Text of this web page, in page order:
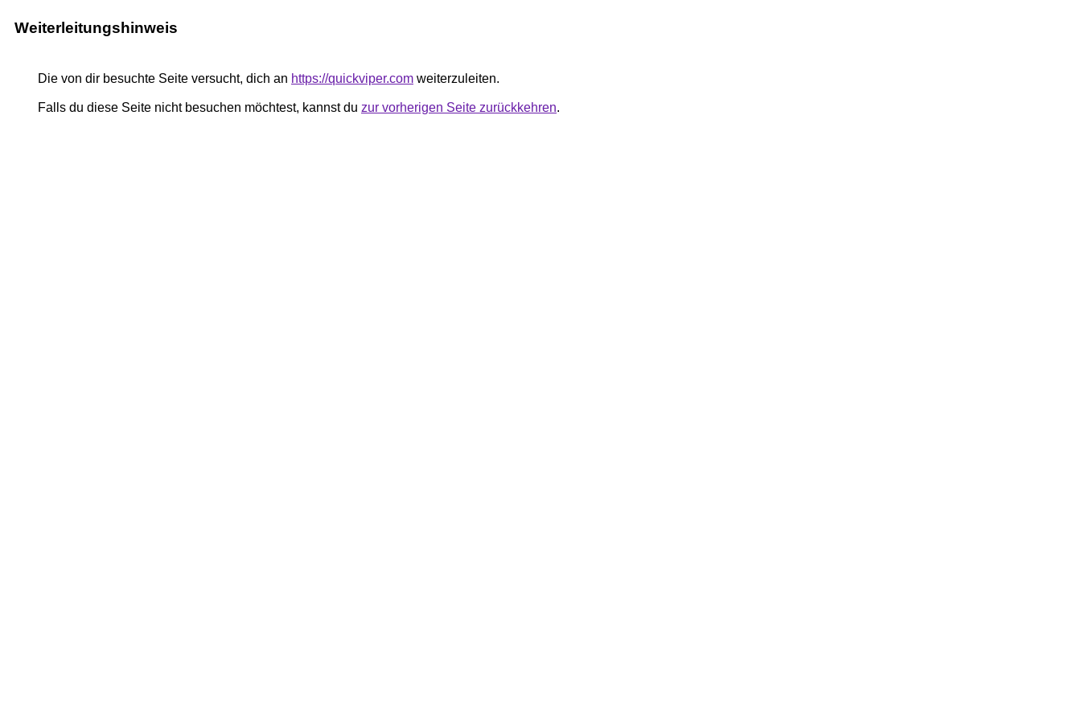
Weiterleitungshinweis
Die von dir besuchte Seite versucht, dich an https://quickviper.com weiterzuleiten.
Falls du diese Seite nicht besuchen möchtest, kannst du zur vorherigen Seite zurückkehren.